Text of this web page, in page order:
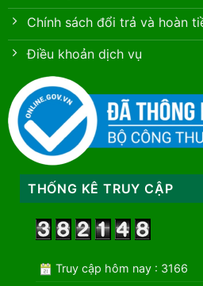
Chính sách đổi trả và hoàn
Điều khoản dịch vụ
THỐNG KÊ TRUY CẬP
Truy cập hôm nay : 3166